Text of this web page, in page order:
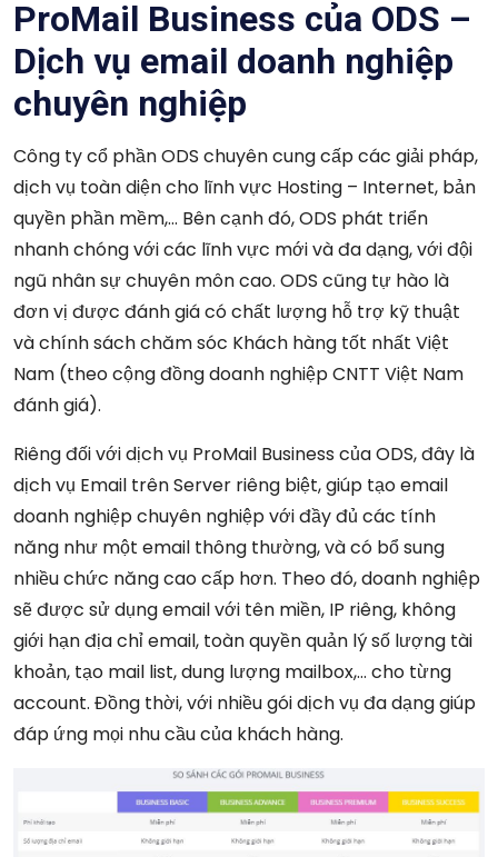
ProMail Business của ODS –
Dịch vụ email doanh nghiệp
chuyên nghiệp
Công ty cổ phần ODS chuyên cung cấp các giải pháp,
dịch vụ toàn diện cho lĩnh vực Hosting – Internet, bản
quyền phần mềm,… Bên cạnh đó, ODS phát triển
nhanh chóng với các lĩnh vực mới và đa dạng, với đội
ngũ nhân sự chuyên môn cao. ODS cũng tự hào là
đơn vị được đánh giá có chất lượng hỗ trợ kỹ thuật
và chính sách chăm sóc Khách hàng tốt nhất Việt
Nam (theo cộng đồng doanh nghiệp CNTT Việt Nam
đánh giá).
Riêng đối với dịch vụ ProMail Business của ODS, đây là
dịch vụ Email trên Server riêng biệt, giúp tạo email
doanh nghiệp chuyên nghiệp với đầy đủ các tính
năng như một email thông thường, và có bổ sung
nhiều chức năng cao cấp hơn. Theo đó, doanh nghiệp
sẽ được sử dụng email với tên miền, IP riêng, không
giới hạn địa chỉ email, toàn quyền quản lý số lượng tài
khoản, tạo mail list, dung lượng mailbox,… cho từng
account. Đồng thời, với nhiều gói dịch vụ đa dạng giúp
đáp ứng mọi nhu cầu của khách hàng.